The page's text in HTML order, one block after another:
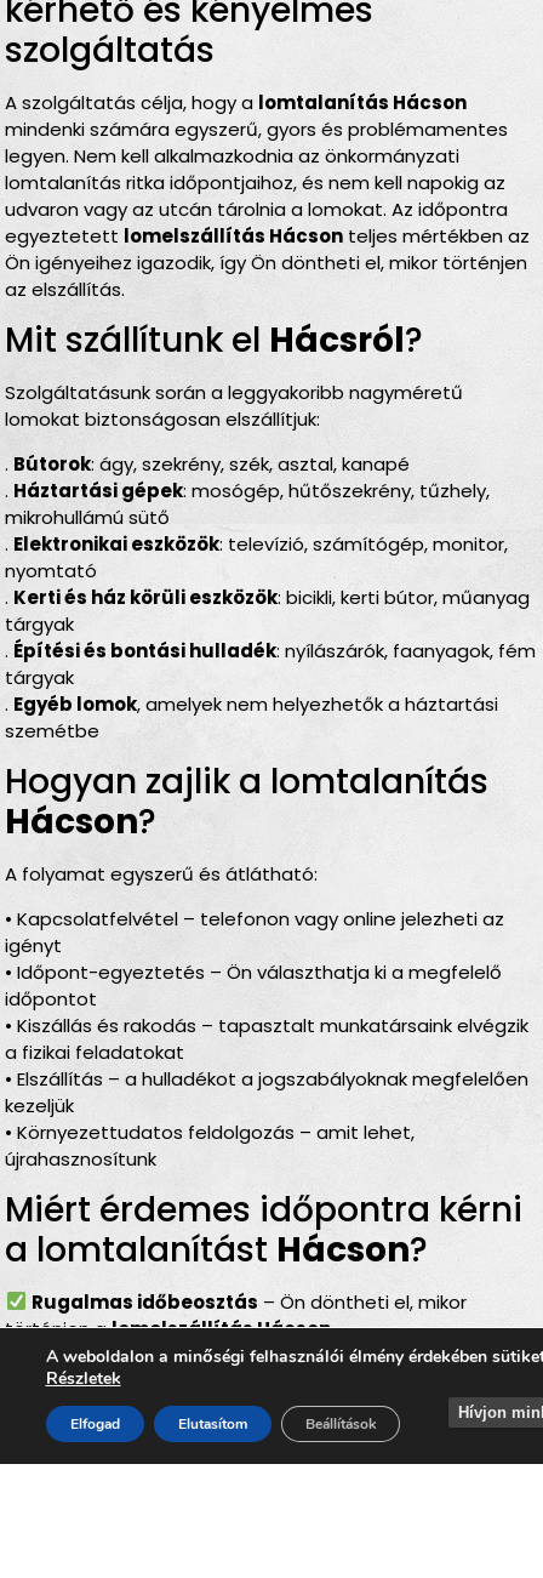
kérhető és kényelmes
szolgáltatás
A szolgáltatás célja, hogy a lomtalanítás Hácson
mindenki számára egyszerű, gyors és problémamentes
legyen. Nem kell alkalmazkodnia az önkormányzati
lomtalanítás ritka időpontjaihoz, és nem kell napokig az
udvaron vagy az utcán tárolnia a lomokat. Az időpontra
egyeztetett lomelszállítás Hácson teljes mértékben az
Ön igényeihez igazodik, így Ön döntheti el, mikor történjen
az elszállítás.
Mit szállítunk el Hácsról?
Szolgáltatásunk során a leggyakoribb nagyméretű
lomokat biztonságosan elszállítjuk:
. Bútorok: ágy, szekrény, szék, asztal, kanapé
. Háztartási gépek: mosógép, hűtőszekrény, tűzhely,
mikrohullámú sütő
. Elektronikai eszközök: televízió, számítógép, monitor,
nyomtató
. Kerti és ház körüli eszközök: bicikli, kerti bútor, műanyag
tárgyak
. Építési és bontási hulladék: nyílászárók, faanyagok, fém
tárgyak
. Egyéb lomok, amelyek nem helyezhetők a háztartási
szemétbe
Hogyan zajlik a lomtalanítás
Hácson?
A folyamat egyszerű és átlátható:
• Kapcsolatfelvétel – telefonon vagy online jelezheti az
igényt
• Időpont-egyeztetés – Ön választhatja ki a megfelelő
időpontot
• Kiszállás és rakodás – tapasztalt munkatársaink elvégzik
a fizikai feladatokat
• Elszállítás – a hulladékot a jogszabályoknak megfelelően
kezeljük
• Környezettudatos feldolgozás – amit lehet,
újrahasznosítunk
Miért érdemes időpontra kérni
a lomtalanítást Hácson?
Rugalmas időbeosztás – Ön döntheti el, mikor
történjen alomelszállítás Hácson
Komplett szolgáltatás– rakodás, szállítás és
elszámolás egyben
Bírságmentes megoldás – nem kell közterületre
kihelyezni a lomokat
Környezetbarát feldolgozás– felelős, szelektív
A weboldalon a minőségi felhasználói élmény érdekében
Részletek
Elfogad Elutasítom Beállítások
Hívjon